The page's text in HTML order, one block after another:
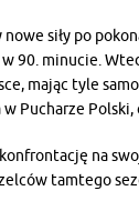
siły po
90. minucie.
mając tyle
Pucharze
na
tamtego